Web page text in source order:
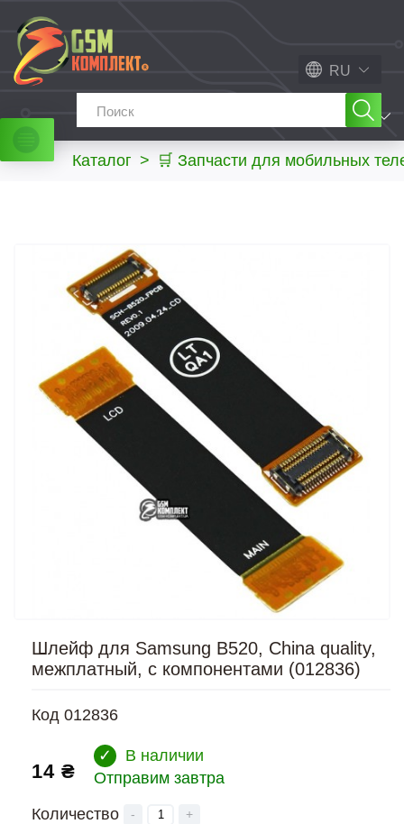
RU
МЕНЮ
Каталог > 🛒 Запчасти для мобильных
Шлейф для Samsung B520, China quality,
межплатный, с компонентами (012836)
Код 012836
14 ₴
✓
В наличии
Отправим завтра
Количество
- +